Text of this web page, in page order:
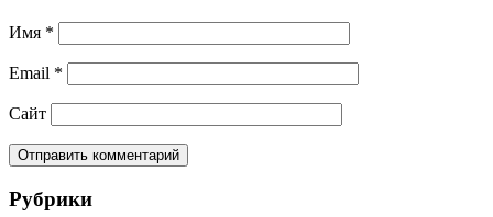
Имя *
Email *
Сайт
Рубрики